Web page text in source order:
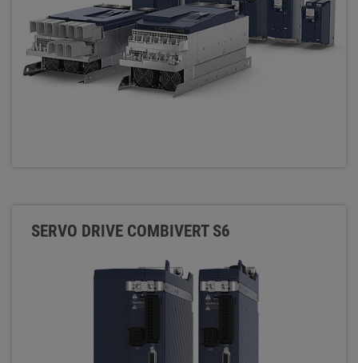
SERVO DRIVE COMBIVERT S6